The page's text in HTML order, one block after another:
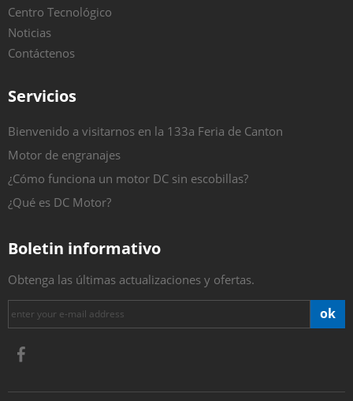
Centro Tecnológico
Noticias
Contáctenos
Servicios
Bienvenido a visitarnos en la 133a Feria de Canton
Motor de engranajes
¿Cómo funciona un motor DC sin escobillas?
¿Qué es DC Motor?
Boletin informativo
Obtenga las últimas actualizaciones y ofertas.
ok